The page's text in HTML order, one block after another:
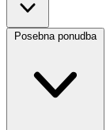
Posebna ponudba